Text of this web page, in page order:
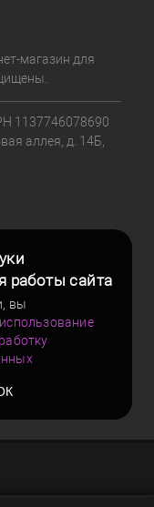
работы сайта
вы
использование
магазин для
1137746078690
аллея, д. 14Б,